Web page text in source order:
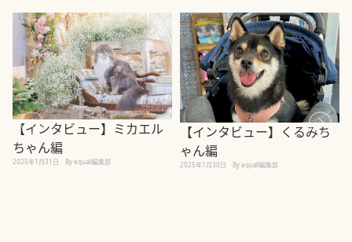
【インタビュー】ミカエル
ちゃん編
2025年1月31日 By equall編集部
【インタビュー】くるみち
ゃん編
2025年1月30日 By equall編集部